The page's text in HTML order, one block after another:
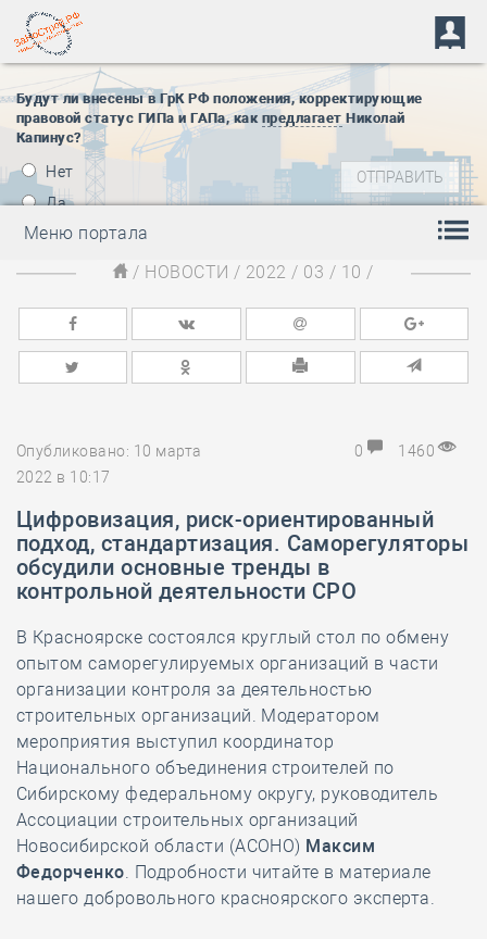
Будут ли внесены в ГрК РФ положения, корректирующие
правовой статус ГИПа и ГАПа, как предлагает Николай
Капинус?
Нет
Да
Меню портала
/ НОВОСТИ / 2022 / 03 / 10 /
Опубликовано: 10 марта
2022 в 10:17
0 1460
Цифровизация, риск-ориентированный
подход, стандартизация. Саморегуляторы
обсудили основные тренды в
контрольной деятельности СРО
В Красноярске состоялся круглый стол по обмену
опытом саморегулируемых организаций в части
организации контроля за деятельностью
строительных организаций. Модератором
мероприятия выступил координатор
Национального объединения строителей по
Сибирскому федеральному округу, руководитель
Ассоциации строительных организаций
Новосибирской области (АСОНО) Максим
Федорченко. Подробности читайте в материале
нашего добровольного красноярского эксперта.